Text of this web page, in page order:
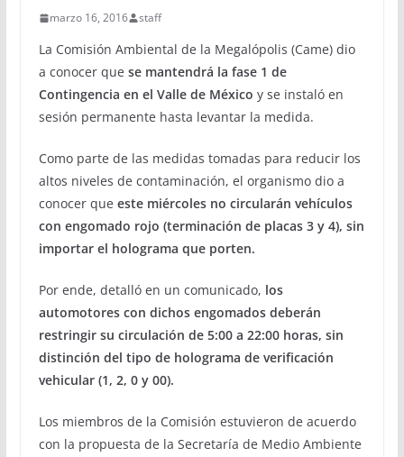
marzo 16, 2016 staff
La Comisión Ambiental de la Megalópolis (Came) dio
a conocer que se mantendrá la fase 1 de
Contingencia en el Valle de México y se instaló en
sesión permanente hasta levantar la medida.
Como parte de las medidas tomadas para reducir los
altos niveles de contaminación, el organismo dio a
conocer que este miércoles no circularán vehículos
con engomado rojo (terminación de placas 3 y 4), sin
importar el holograma que porten.
Por ende, detalló en un comunicado, los
automotores con dichos engomados deberán
restringir su circulación de 5:00 a 22:00 horas, sin
distinción del tipo de holograma de verificación
vehicular (1, 2, 0 y 00).
Los miembros de la Comisión estuvieron de acuerdo
con la propuesta de la Secretaría de Medio Ambiente